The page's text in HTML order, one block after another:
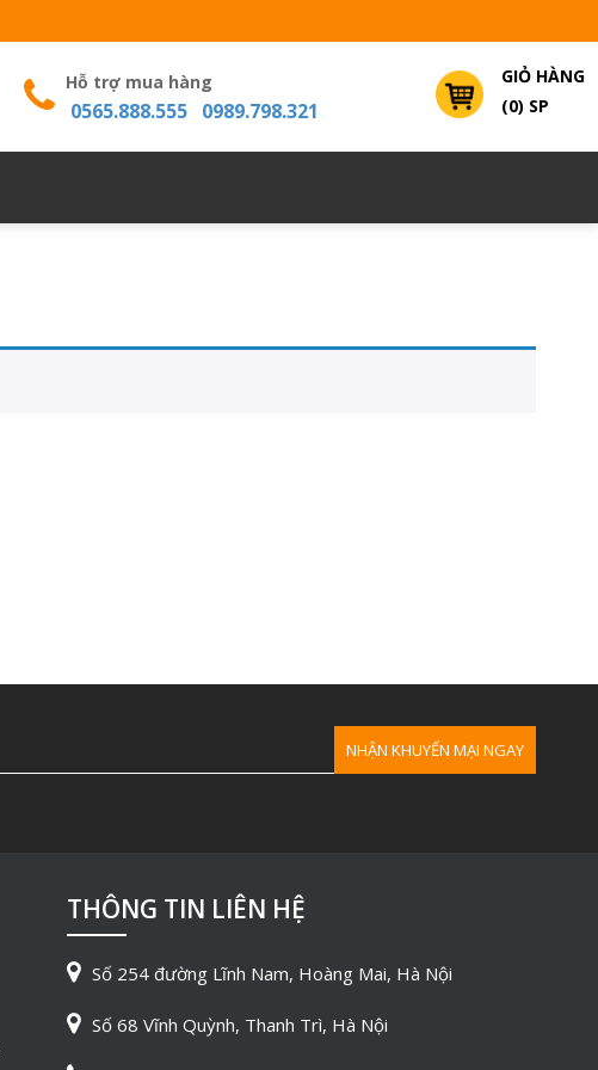
Hỗ trợ mua hàng
0565.888.555 0989.798.321
GIỎ HÀNG
(0) SP
THÔNG TIN LIÊN HỆ
Số 254 đường Lĩnh Nam, Hoàng Mai, Hà Nội
Số 68 Vĩnh Quỳnh, Thanh Trì, Hà Nội